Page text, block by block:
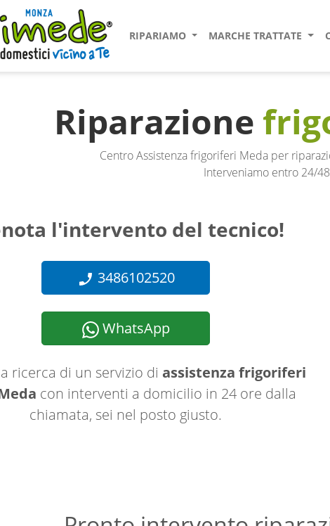
RIPARIAMO MARCHE TRATTATE
Riparazione
Centro Assistenza frigoriferi Meda per
Interveniamo entro 24/
l'intervento del tecnico!
3486102520
WhatsApp
ricerca di un servizio di assistenza frigoriferi
con interventi a domicilio in 24 ore dalla
chiamata, sei nel posto giusto.